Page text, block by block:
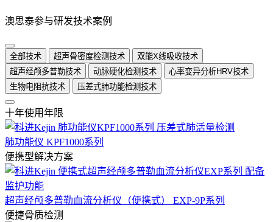
澳思泰参与研发技术案例
全部技术 超声骨密度检测技术
双能X线吸收技术
超声经颅多普勒技术
动脉硬化检测技术
心率变异分析HRV技术
生物电阻抗技术
压差式肺功能检测技术
十年使用年限
肺功能仪 KPF1000系列
便携型解决方案
超声经颅多普勒血流分析仪（便携式） EXP-9P系列
便捷骨质检测